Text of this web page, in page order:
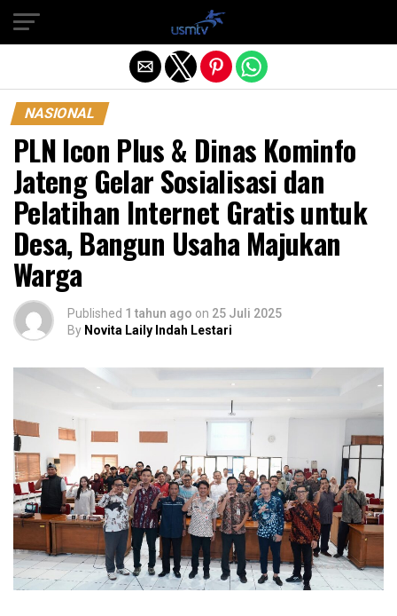
NASIONAL
PLN Icon Plus & Dinas Kominfo
Jateng Gelar Sosialisasi dan
Pelatihan Internet Gratis untuk
Desa, Bangun Usaha Majukan
Warga
Published 1 tahun ago on 25 Juli 2025
By Novita Laily Indah Lestari
Exit mobile version